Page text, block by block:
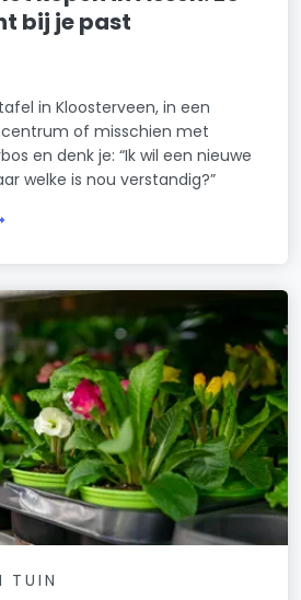
bij je past
in Kloosterveen, in een
of misschien met
en denk je: “Ik wil een nieuwe
welke is nou verstandig?”
TUIN